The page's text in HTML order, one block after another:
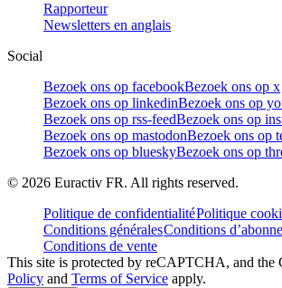
Rapporteur
Newsletters en anglais
Social
Bezoek ons op facebookBezoek ons op x
Bezoek ons op linkedinBezoek ons op
Bezoek ons op rss-feedBezoek ons op
Bezoek ons op mastodonBezoek ons op
Bezoek ons op blueskyBezoek ons op
© 2026 Euractiv FR. All rights reserved.
Politique de confidentialitéPolitique
Conditions généralesConditions
Conditions de vente
This site is protected by reCAPTCHA, and the
Policy and Terms of Service apply.